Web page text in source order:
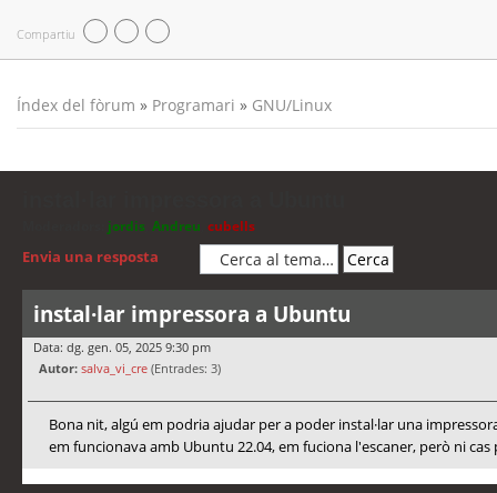
Compartiu
Índex del fòrum » Programari » GNU/Linux
jordis Andreu cubells
Envia una resposta
instal·lar impressora a Ubuntu
Data: dg. gen. 05, 2025 9:30 pm
Autor: salva_vi_cre (Entrades: 3)
Bona nit, algú em podria ajudar per a poder instal·lar una
em funcionava amb Ubuntu 22.04, em fuciona l'escaner, però ni cas